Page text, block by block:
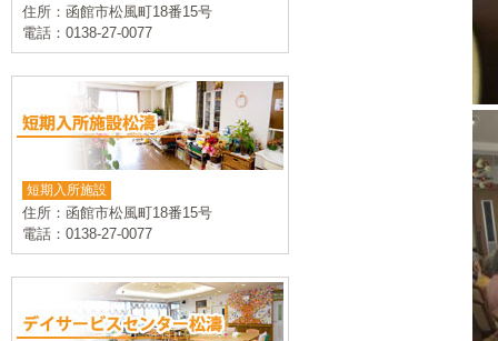
住所：函館市松風町18番15号
電話：0138-27-0077
短期入所施設
住所：函館市松風町18番15号
電話：0138-27-0077